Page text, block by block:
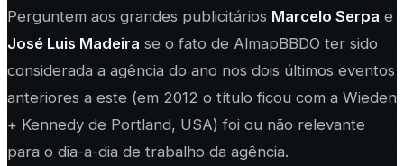
Perguntem aos grandes publicitários Marcelo Serpa e
José Luis Madeira se o fato de AlmapBBDO ter sido
considerada a agência do ano nos dois últimos eventos
anteriores a este (em 2012 o título ficou com a Wieden
+ Kennedy de Portland, USA) foi ou não relevante
para o dia-a-dia de trabalho da agência.